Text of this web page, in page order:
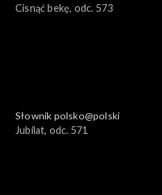
Cisnąć bekę, odc. 573
Słownik polsko@polski
Jubilat, odc. 571